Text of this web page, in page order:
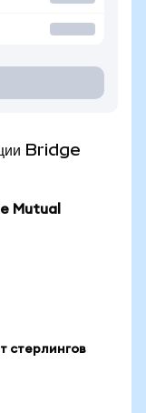
Bridge
Mutual
стерлингов